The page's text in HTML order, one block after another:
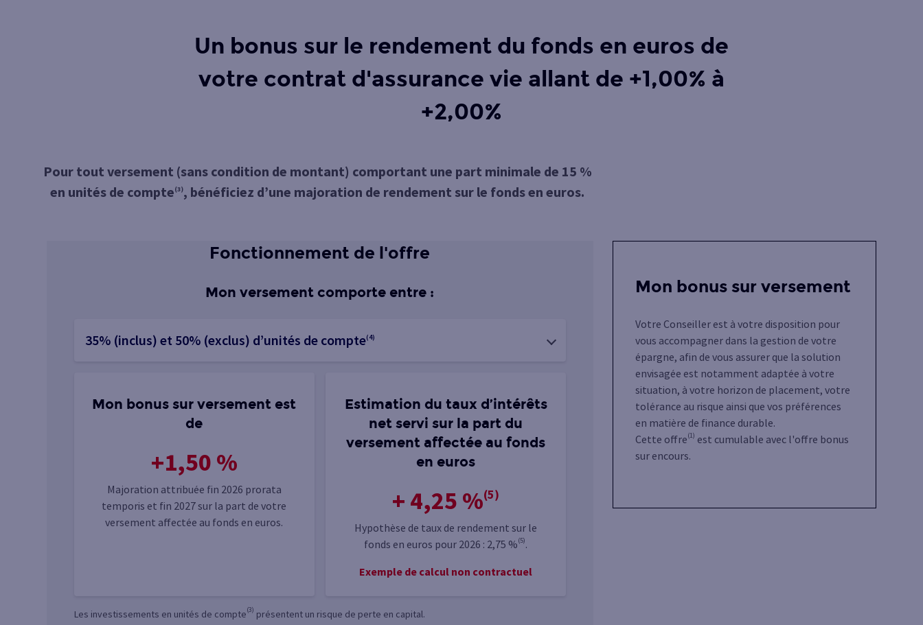
Un bonus sur le rendement du fonds en euros de
votre contrat d'assurance vie allant de +1,00% à
+2,00%
Pour tout versement (sans condition de montant) comportant une part minimale de 15 %
en unités de compte(3), bénéficiez d’une majoration de rendement sur le fonds en euros.
Fonctionnement de l'offre
Mon versement comporte entre :
35% (inclus) et 50% (exclus) d’unités de compte(4)
Mon bonus sur versement est
de
+1,50 %
Majoration attribuée fin 2026 prorata
temporis et fin 2027 sur la part de votre
versement affectée au fonds en euros.
Estimation du taux d’intérêts
net servi sur la part du
versement affectée au fonds
en euros
+ 4,25 %(5)
Hypothèse de taux de rendement sur le
fonds en euros pour 2026 : 2,75 %(5).
Exemple de calcul non contractuel
Les investissements en unités de compte(3) présentent un risque de perte en capital.
Mon bonus sur versement
Votre Conseiller est à votre disposition pour
vous accompagner dans la gestion de votre
épargne, afin de vous assurer que la solution
envisagée est notamment adaptée à votre
situation, à votre horizon de placement, votre
tolérance au risque ainsi que vos préférences
en matière de finance durable.
Cette offre(1) est cumulable avec l'offre bonus
sur encours.